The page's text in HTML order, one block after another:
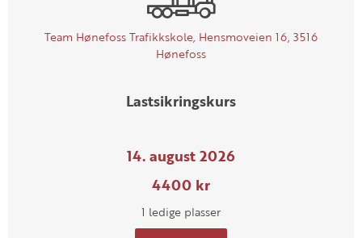
Team Hønefoss Trafikkskole, Hensmoveien 16, 3516
Hønefoss
Lastsikringskurs
14. august 2026
4400 kr
1 ledige plasser